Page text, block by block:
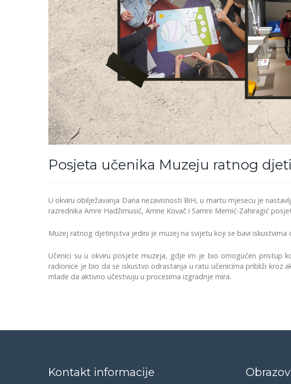
Posjeta učenika Muzeju ratnog
U okviru obilježavanja Dana nezavisnosti BiH, u martu mjesecu je
razrednika Amre Hadžimusić, Amne Kovač i Samre Memić-Zahiragić
Muzej ratnog djetinjstva jedini je muzej na svijetu koji se bavi iskustvima
Učenici su u okviru posjete muzeja, gdje im je bio omogućen pristup
radionice je bio da se iskustvo odrastanja u ratu učenicima približi kroz
mlade da aktivno učestvuju u procesima izgradnje mira.
Kontakt informacije